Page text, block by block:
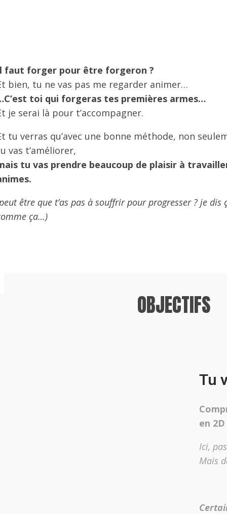
faut forger pour être forgeron ?
bien, tu ne vas pas me regarder animer…
toi qui forgeras tes premières armes…
je serai là pour t’accompagner.
tu verras qu’avec une bonne méthode, non
vas t’améliorer,
tu vas prendre beaucoup de plaisir à
être que t’as pas à souffrir pour progresser ? je dis
ça…)
OBJECTIFS
Tu
en
Ici,
Mais